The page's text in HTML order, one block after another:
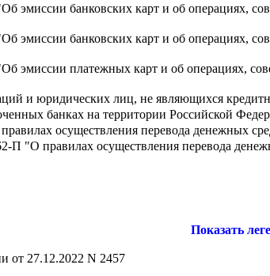
эмиссии банковских карт и об операциях,
эмиссии банковских карт и об операциях,
эмиссии платежных карт и об операциях,
и юридических лиц, не являющихся
банках на территории Российской
осуществления перевода денежных
П "О правилах осуществления перевода
Показать
от 27.12.2022 N 2457